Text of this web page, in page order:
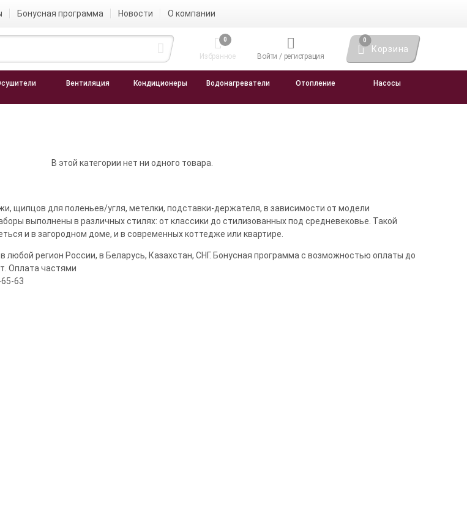
Бонусная программа Новости О компании
0
Избранное Войти / регистрация
0
Корзина
Вентиляция Кондиционеры Водонагреватели Отопление Насосы
В этой категории нет ни одного товара.
щипцов для поленьев/угля, метелки, подставки-держателя, в зависимости от модели
выполнены в различных стилях: от классики до стилизованных под средневековье. Такой
и в загородном доме, и в современных коттедже или квартире.
любой регион России, в Беларусь, Казахстан, СНГ. Бонусная программа с возможностью оплаты до
Оплата частями
63